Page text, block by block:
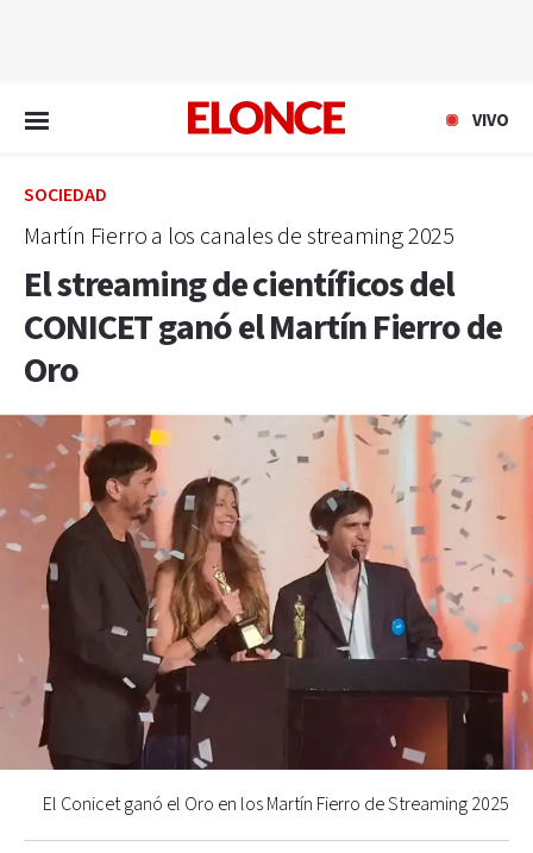
VIVO
SOCIEDAD
Martín Fierro a los canales de streaming 2025
El streaming de científicos del
CONICET ganó el Martín Fierro de
Oro
El Conicet ganó el Oro en los Martín Fierro de Streaming 2025